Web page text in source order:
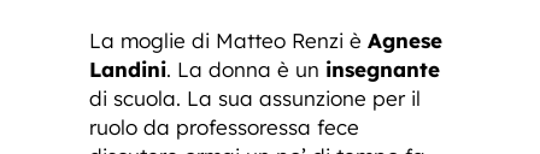
La moglie di Matteo Renzi è Agnese
Landini. La donna è un insegnante
di scuola. La sua assunzione per il
ruolo da professoressa fece